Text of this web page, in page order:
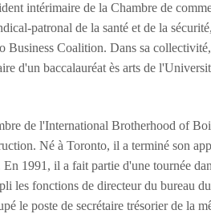
intérimaire de la Chambre de
patronal de la santé et de la
Business Coalition. Dans sa
d'un baccalauréat ès arts de
de l'International Brotherhood of
Né à Toronto, il a terminé son
1991, il a fait partie d'une tournée
les fonctions de directeur du bureau
le poste de secrétaire trésorier de la